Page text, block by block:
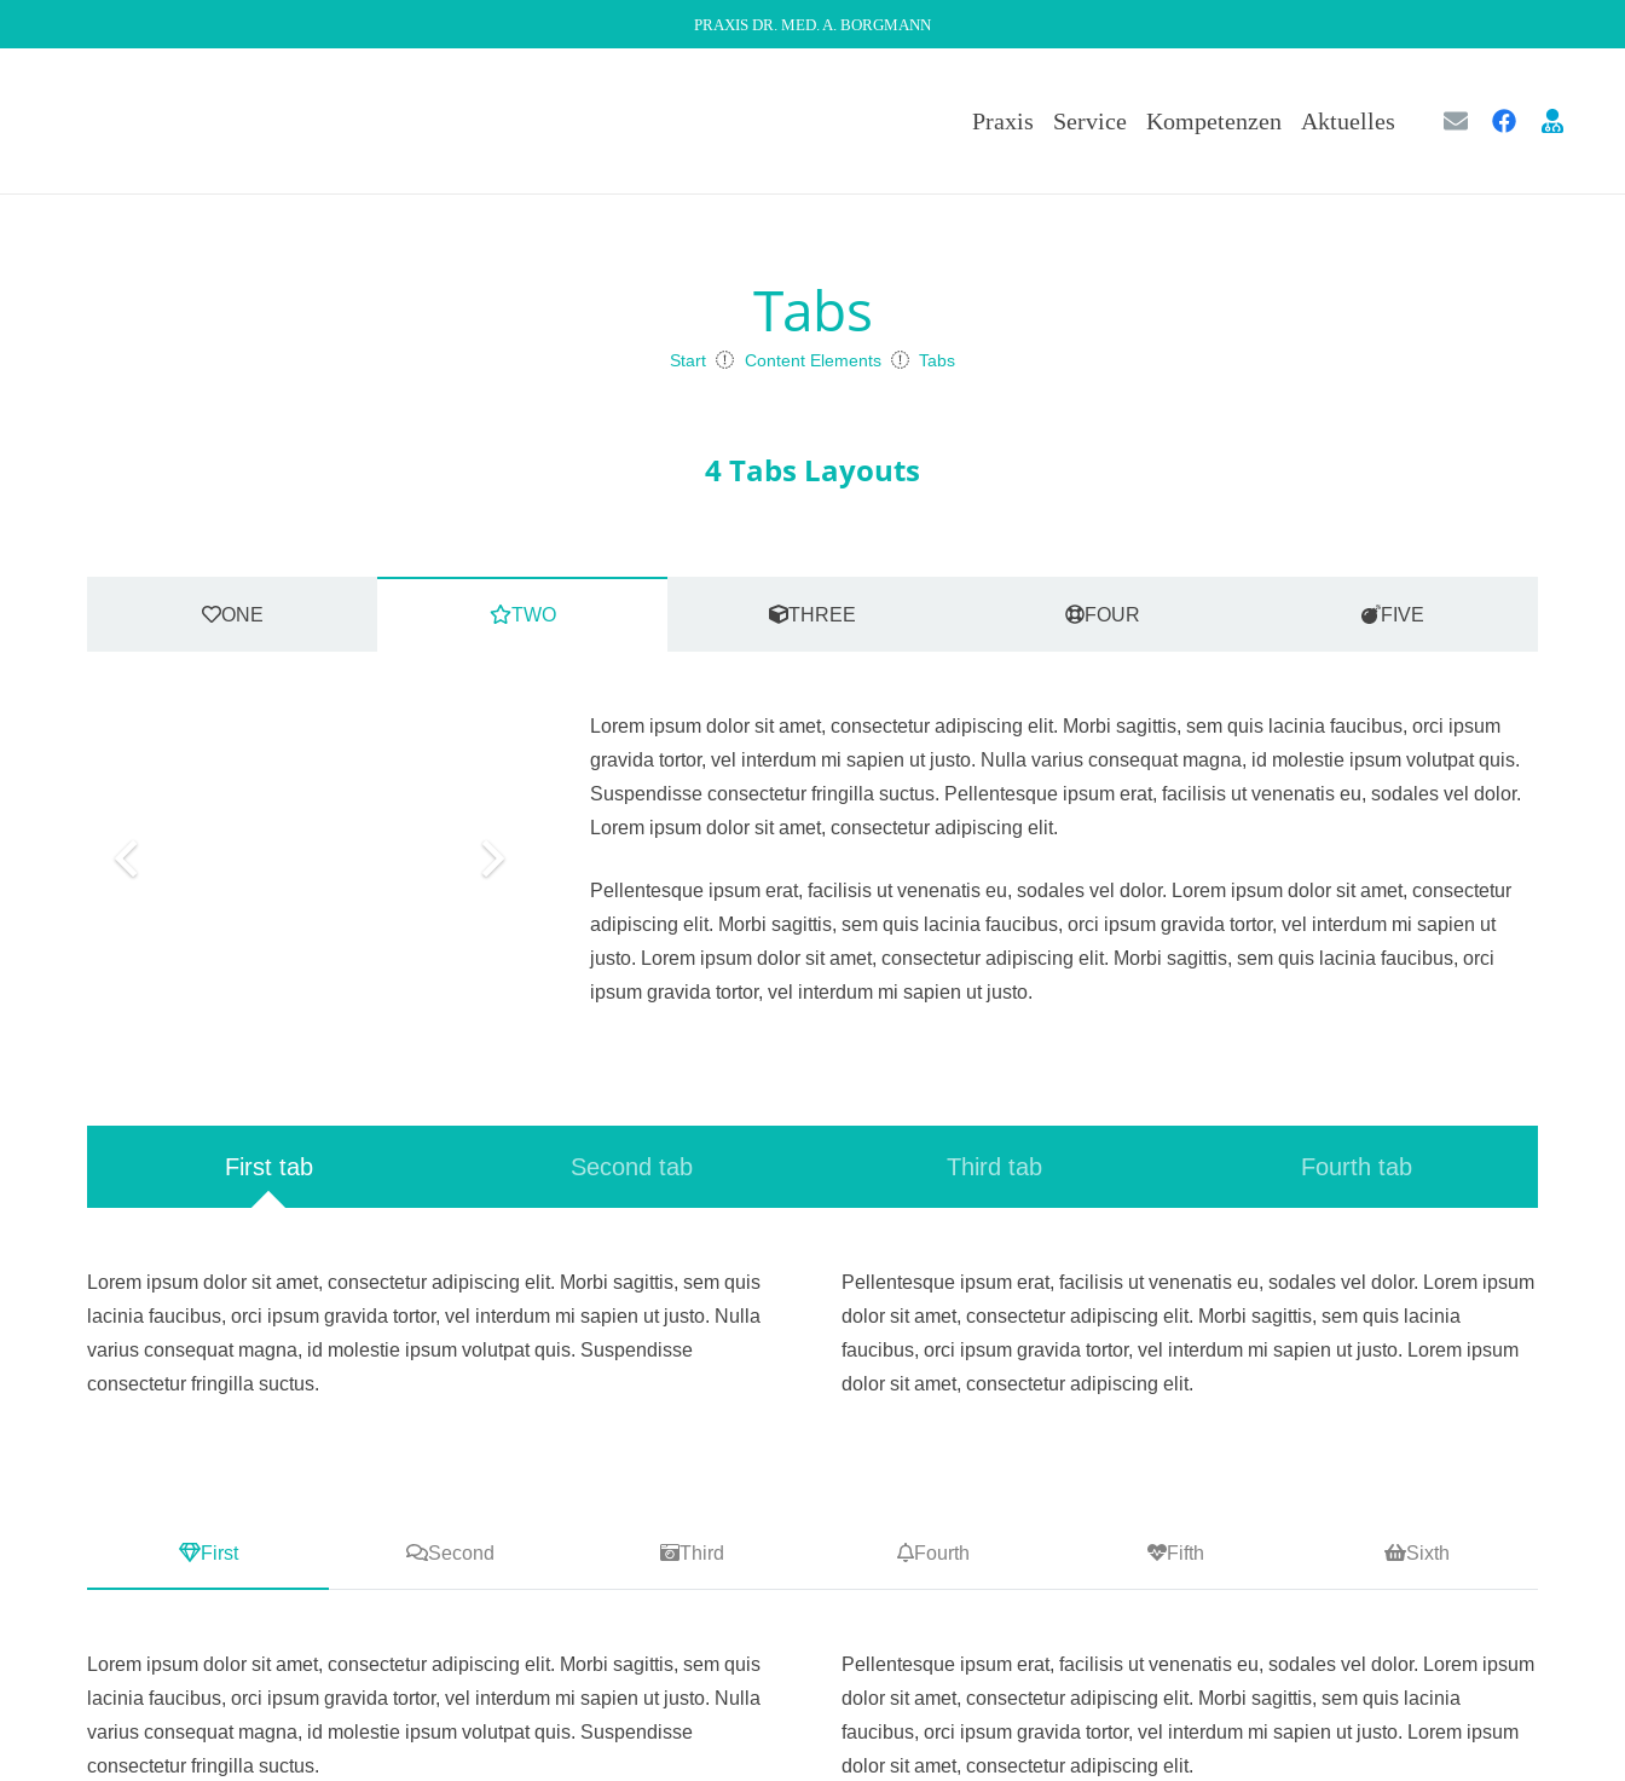
PRAXIS DR. MED. A. BORGMANN
Praxis Service Kompetenzen Aktuelles
Tabs
Start Content Elements Tabs
4 Tabs Layouts
ONE TWO THREE FOUR FIVE
Lorem ipsum dolor sit amet, consectetur adipiscing elit. Morbi sagittis, sem quis lacinia faucibus, orci ipsum
gravida tortor, vel interdum mi sapien ut justo. Nulla varius consequat magna, id molestie ipsum volutpat quis.
Suspendisse consectetur fringilla suctus. Pellentesque ipsum erat, facilisis ut venenatis eu, sodales vel dolor.
Lorem ipsum dolor sit amet, consectetur adipiscing elit.
Pellentesque ipsum erat, facilisis ut venenatis eu, sodales vel dolor. Lorem ipsum dolor sit amet, consectetur
adipiscing elit. Morbi sagittis, sem quis lacinia faucibus, orci ipsum gravida tortor, vel interdum mi sapien ut
justo. Lorem ipsum dolor sit amet, consectetur adipiscing elit. Morbi sagittis, sem quis lacinia faucibus, orci
ipsum gravida tortor, vel interdum mi sapien ut justo.
First tab Second tab Third tab Fourth tab
Lorem ipsum dolor sit amet, consectetur adipiscing elit. Morbi sagittis, sem quis
lacinia faucibus, orci ipsum gravida tortor, vel interdum mi sapien ut justo. Nulla
varius consequat magna, id molestie ipsum volutpat quis. Suspendisse
consectetur fringilla suctus.
Pellentesque ipsum erat, facilisis ut venenatis eu, sodales vel dolor. Lorem ipsum
dolor sit amet, consectetur adipiscing elit. Morbi sagittis, sem quis lacinia
faucibus, orci ipsum gravida tortor, vel interdum mi sapien ut justo. Lorem ipsum
dolor sit amet, consectetur adipiscing elit.
First Second Third Fourth Fifth Sixth
Lorem ipsum dolor sit amet, consectetur adipiscing elit. Morbi sagittis, sem quis
lacinia faucibus, orci ipsum gravida tortor, vel interdum mi sapien ut justo. Nulla
varius consequat magna, id molestie ipsum volutpat quis. Suspendisse
consectetur fringilla suctus.
Pellentesque ipsum erat, facilisis ut venenatis eu, sodales vel dolor. Lorem ipsum
dolor sit amet, consectetur adipiscing elit. Morbi sagittis, sem quis lacinia
faucibus, orci ipsum gravida tortor, vel interdum mi sapien ut justo. Lorem ipsum
dolor sit amet, consectetur adipiscing elit.